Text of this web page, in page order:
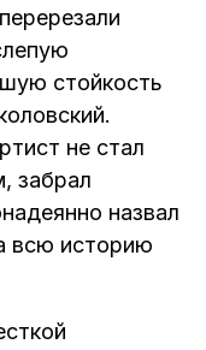
стойкость
не стал
забрал
назвал
всю историю